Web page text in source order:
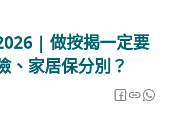
| 做按揭一定要
、家居保分別？